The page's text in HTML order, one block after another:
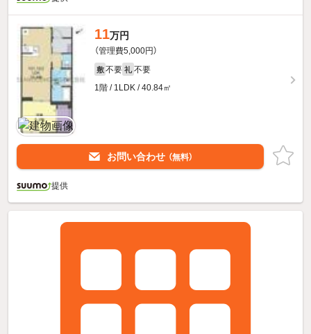
11万円
（管理費5,000円）
敷 不要 礼 不要
1階 / 1LDK / 40.84㎡
お問い合わせ （無料）
提供